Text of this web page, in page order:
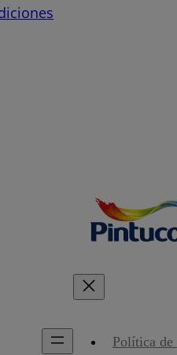
Política de